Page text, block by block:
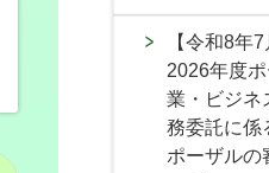
【令和8年
2026年度
業・ビジネ
務委託に係
ポーザルの